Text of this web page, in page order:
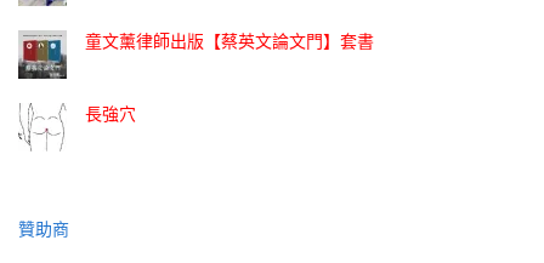
童文薰律師出版【蔡英文論文門】套書
長強穴
贊助商